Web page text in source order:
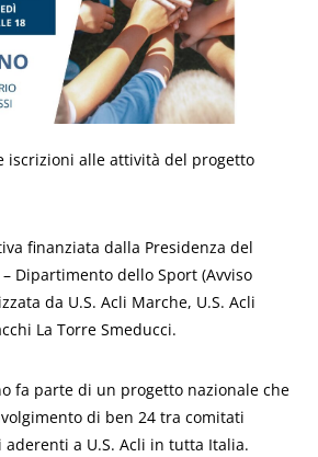
iscrizioni alle attività del progetto
finanziata dalla Presidenza del
Dipartimento dello Sport (Avviso
da U.S. Acli Marche, U.S. Acli
La Torre Smeducci.
fa parte di un progetto nazionale che
di ben 24 tra comitati
a U.S. Acli in tutta Italia.